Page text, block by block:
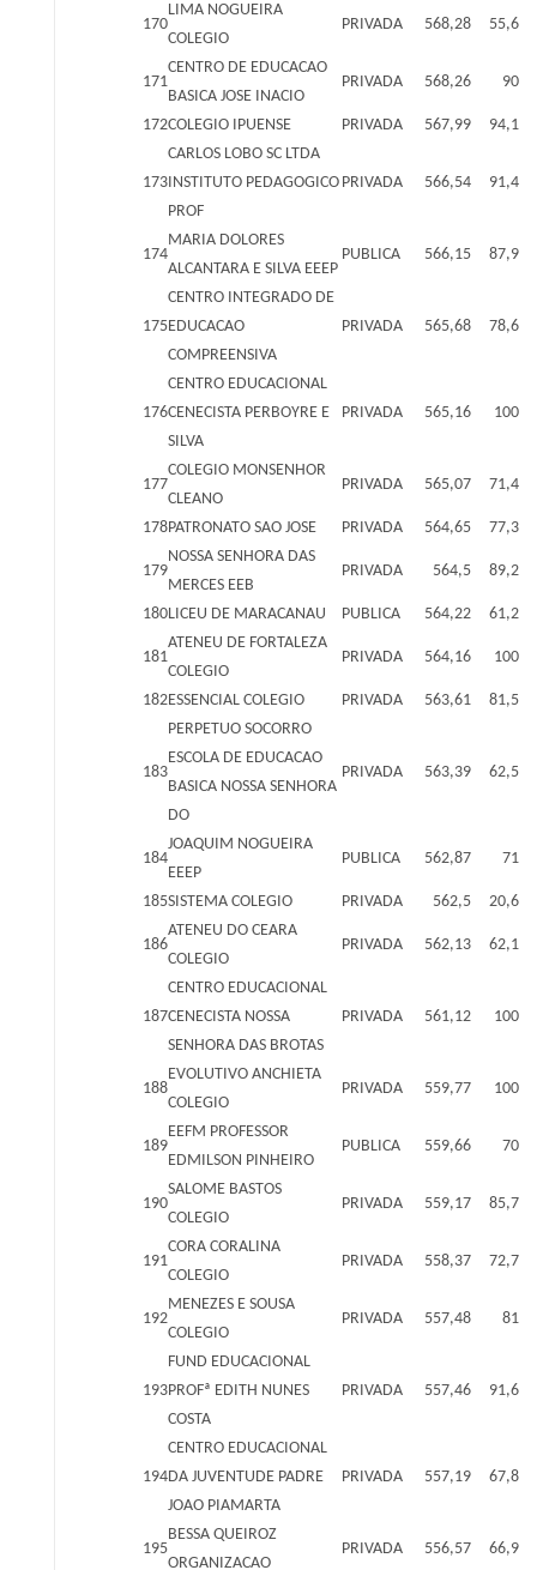
170
LIMA NOGUEIRA
COLEGIO
PRIVADA 568,28 55,6
171
CENTRO DE EDUCACAO
BASICA JOSE INACIO
PRIVADA 568,26 90
172COLEGIO IPUENSE PRIVADA 567,99 94,1
173
CARLOS LOBO SC LTDA
INSTITUTO PEDAGOGICO
PROF
PRIVADA 566,54 91,4
174
MARIA DOLORES
ALCANTARA E SILVA EEEP
PUBLICA 566,15 87,9
175
CENTRO INTEGRADO DE
EDUCACAO
COMPREENSIVA
PRIVADA 565,68 78,6
176
CENTRO EDUCACIONAL
CENECISTA PERBOYRE E
SILVA
PRIVADA 565,16 100
177
COLEGIO MONSENHOR
CLEANO
PRIVADA 565,07 71,4
178PATRONATO SAO JOSE PRIVADA 564,65 77,3
179
NOSSA SENHORA DAS
MERCES EEB
PRIVADA 564,5 89,2
180LICEU DE MARACANAU PUBLICA 564,22 61,2
181
ATENEU DE FORTALEZA
COLEGIO
PRIVADA 564,16 100
182ESSENCIAL COLEGIO PRIVADA 563,61 81,5
183
PERPETUO SOCORRO
ESCOLA DE EDUCACAO
BASICA NOSSA SENHORA
DO
PRIVADA 563,39 62,5
184
JOAQUIM NOGUEIRA
EEEP
PUBLICA 562,87 71
185SISTEMA COLEGIO PRIVADA 562,5 20,6
186
ATENEU DO CEARA
COLEGIO
PRIVADA 562,13 62,1
187
CENTRO EDUCACIONAL
CENECISTA NOSSA
SENHORA DAS BROTAS
PRIVADA 561,12 100
188
EVOLUTIVO ANCHIETA
COLEGIO
PRIVADA 559,77 100
189
EEFM PROFESSOR
EDMILSON PINHEIRO
PUBLICA 559,66 70
190
SALOME BASTOS
COLEGIO
PRIVADA 559,17 85,7
191
CORA CORALINA
COLEGIO
PRIVADA 558,37 72,7
192
MENEZES E SOUSA
COLEGIO
PRIVADA 557,48 81
193
FUND EDUCACIONAL
PROFª EDITH NUNES
COSTA
PRIVADA 557,46 91,6
194
CENTRO EDUCACIONAL
DA JUVENTUDE PADRE
JOAO PIAMARTA
PRIVADA 557,19 67,8
195
BESSA QUEIROZ
ORGANIZACAO
PRIVADA 556,57 66,9